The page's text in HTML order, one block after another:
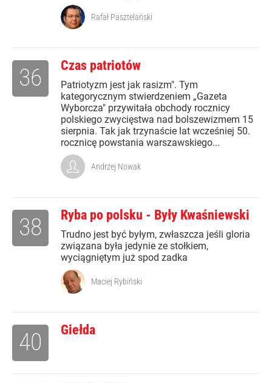
Rafał Pasztelański
Czas patriotów
Patriotyzm jest jak rasizm". Tym
kategorycznym stwierdzeniem „Gazeta
Wyborcza" przywitała obchody rocznicy
polskiego zwycięstwa nad bolszewizmem 15
sierpnia. Tak jak trzynaście lat wcześniej 50.
rocznicę powstania warszawskiego...
36
Andrzej Nowak
Ryba po polsku - Były Kwaśniewski
Trudno jest być byłym, zwłaszcza jeśli gloria
związana była jedynie ze stołkiem,
wyciągniętym już spod zadka
38
Maciej Rybiński
Giełda
40